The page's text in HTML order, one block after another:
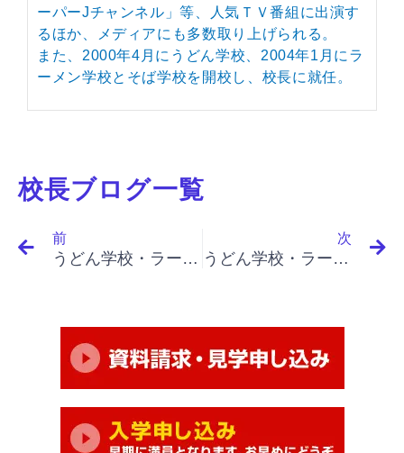
ーパーJチャンネル」等、人気ＴＶ番組に出演す
るほか、メディアにも多数取り上げられる。
また、2000年4月にうどん学校、2004年1月にラ
ーメン学校とそば学校を開校し、校長に就任。
校長ブログ一覧
前
うどん学校・ラーメン学校・そば学校・パスタ学校で開業&成果アップ｜ 「イノベーションと起業家精神（最終）」「なすべきでないこと、イノベーションを成功させるための３つの条件」
次
うどん学校・ラーメン学校・そば学校・パスタ学校で開業&成果アップ｜「イノベーションと起業家精神（最終）」「既存企業における起業家精神、起業家たること、大企業によるイノベーション、障害は既存の事業」